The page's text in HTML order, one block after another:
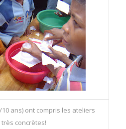
ans) ont compris les ateliers
concrètes!